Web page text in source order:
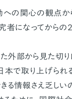
の関心の観点か
者になってからの
部から見た切り
本で取り上げら
る情報さえ乏しい